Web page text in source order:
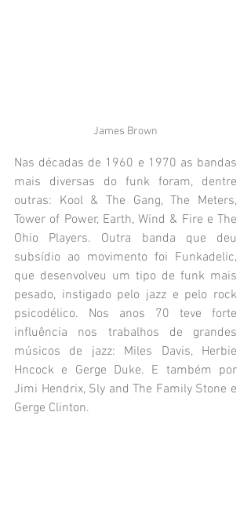
James Brown
Nas décadas de 1960 e 1970 as bandas
mais diversas do funk foram, dentre
outras: Kool & The Gang, The Meters,
Tower of Power, Earth, Wind & Fire e The
Ohio Players. Outra banda que deu
subsídio ao movimento foi Funkadelic,
que desenvolveu um tipo de funk mais
pesado, instigado pelo jazz e pelo rock
psicodélico. Nos anos 70 teve forte
influência nos trabalhos de grandes
músicos de jazz: Miles Davis, Herbie
Hncock e Gerge Duke. E também por
Jimi Hendrix, Sly and The Family Stone e
Gerge Clinton.